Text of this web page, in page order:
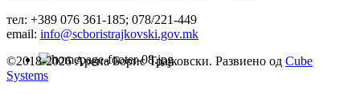
тел: +389 076 361-185; 078/221-449
email: info@scboristrajkovski.gov.mk
©2018-2026 Арена Борис Трајковски. Развиено од Cube
Systems